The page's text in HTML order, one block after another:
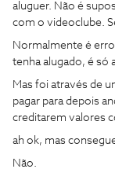
aluguer. Não é
com o videoclube.
Normalmente é
tenha alugado, é só
Mas foi através de
pagar para depois
creditarem valores
ah ok, mas
Não.